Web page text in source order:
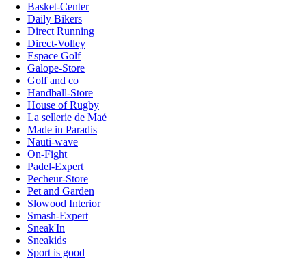
Basket-Center
Daily Bikers
Direct Running
Direct-Volley
Espace Golf
Galope-Store
Golf and co
Handball-Store
House of Rugby
La sellerie de Maé
Made in Paradis
Nauti-wave
On-Fight
Padel-Expert
Pecheur-Store
Pet and Garden
Slowood Interior
Smash-Expert
Sneak'In
Sneakids
Sport is good